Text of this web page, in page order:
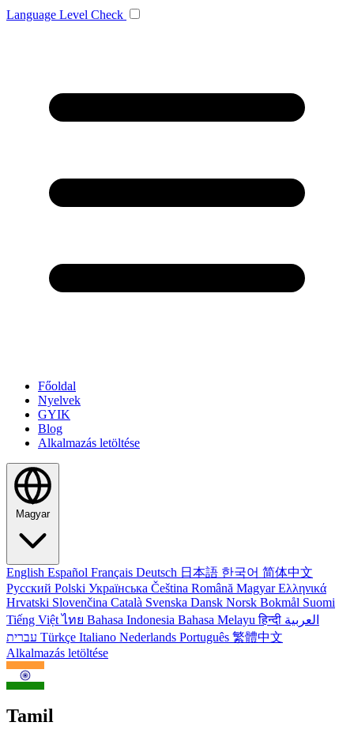
Language Level Check
Főoldal
Nyelvek
GYIK
Blog
Alkalmazás letöltése
Magyar
English Español Français Deutsch 日本語 한국어 简体中文
Русский Polski Українська Čeština Română MagyarΕλληνικά
Hrvatski Slovenčina Català Svenska Dansk Norsk Bokmål Suomi
Tiếng Việtไทย Bahasa Indonesia Bahasa Melayuहिन्दी العربية
Türkçe Italiano Nederlands Português 繁體中文
Alkalmazás letöltése
Tamil